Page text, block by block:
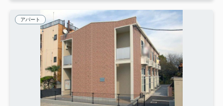
アパート